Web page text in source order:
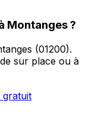
Montanges?
(01200).
sur place ou à
gratuit